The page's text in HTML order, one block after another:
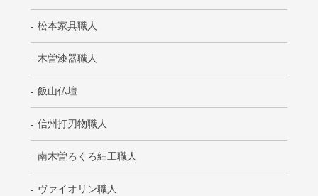
松本家具職人
木曽漆器職人
飯山仏壇
信州打刃物職人
南木曽ろくろ細工職人
ヴァイオリン職人